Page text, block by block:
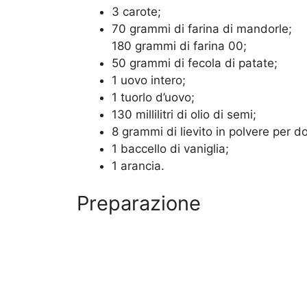
3 carote;
70 grammi di farina di mandorle;
180 grammi di farina 00;
50 grammi di fecola di patate;
1 uovo intero;
1 tuorlo d’uovo;
130 millilitri di olio di semi;
8 grammi di lievito in polvere per
1 baccello di vaniglia;
1 arancia.
Preparazione